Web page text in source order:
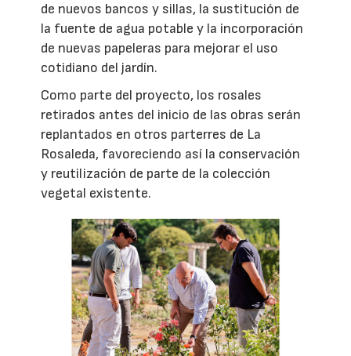
de nuevos bancos y sillas, la sustitución de
la fuente de agua potable y la incorporación
de nuevas papeleras para mejorar el uso
cotidiano del jardín.
Como parte del proyecto, los rosales
retirados antes del inicio de las obras serán
replantados en otros parterres de La
Rosaleda, favoreciendo así la conservación
y reutilización de parte de la colección
vegetal existente.